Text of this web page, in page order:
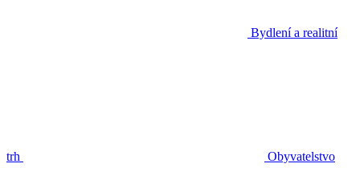
Bydlení a realitní
trh Obyvatelstvo